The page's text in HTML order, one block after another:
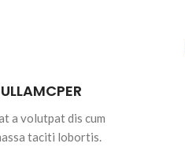
a volutpat dis cum
taciti lobortis.